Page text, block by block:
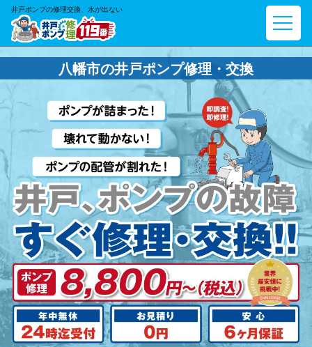
井戸ポンプの修理交換、水が出ない
八幡市の井戸ポンプ修理・交換